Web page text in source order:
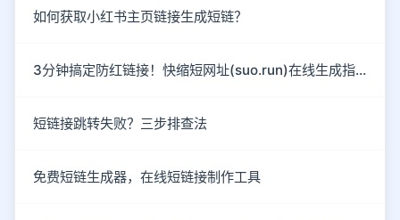
如何获取小红书主页链接生成短链？
3分钟搞定防红链接！快缩短网址(suo.run)在线生成指南
短链接跳转失败？三步排查法
免费短链生成器，在线短链接制作工具